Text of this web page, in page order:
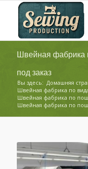
Швейная фабрика
под заказ
Вы здесь: Домашняя
Швейная фабрика по
Швейная фабрика по
Швейная фабрика по